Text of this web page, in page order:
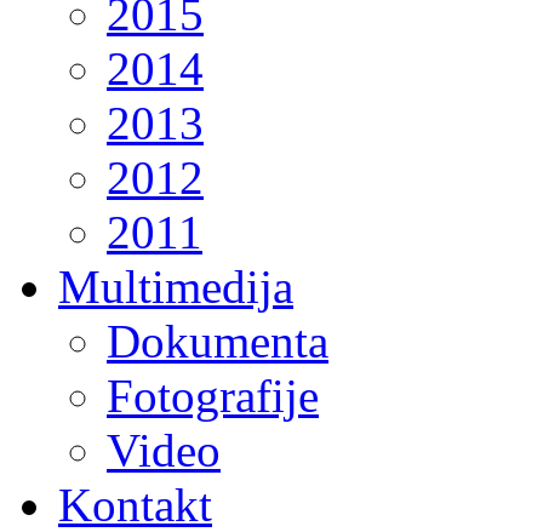
2015
2014
2013
2012
2011
Multimedija
Dokumenta
Fotografije
Video
Kontakt